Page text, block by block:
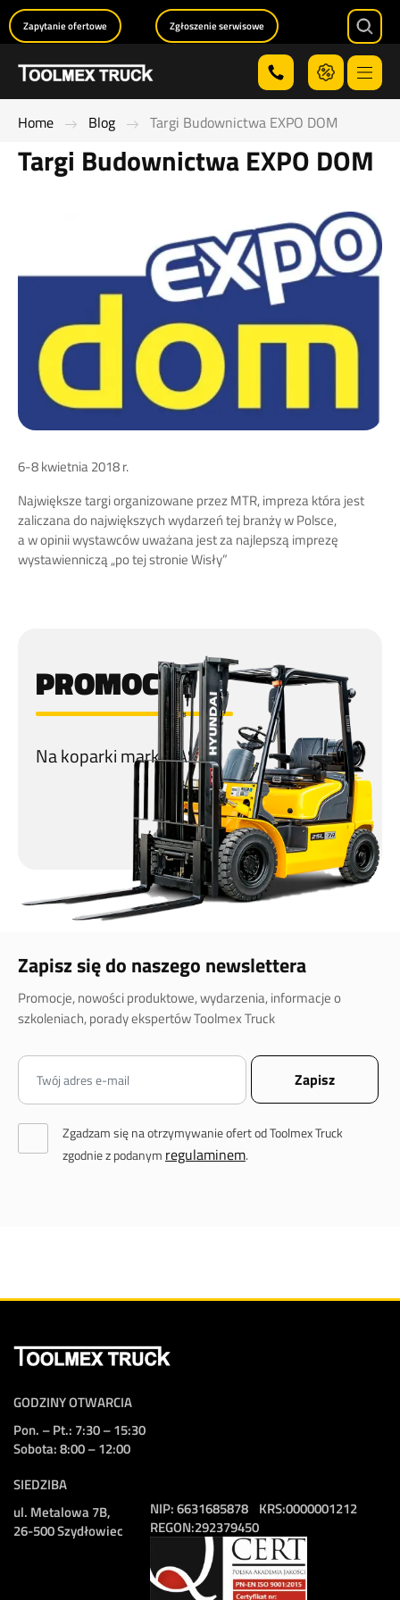
Menu
Zapytanie ofertowe Zgłoszenie serwisowe
Home Blog Targi Budownictwa EXPO DOM
Targi Budownictwa EXPO DOM
6-8 kwietnia 2018 r.
Największe targi organizowane przez MTR, impreza która jest
zaliczana do największych wydarzeń tej branży w Polsce,
a w opinii wystawców uważana jest za najlepszą imprezę
wystawienniczą „po tej stronie Wisły”
PROMOCJA
Na koparki marki CASE!
Zapisz się do naszego newslettera
Promocje, nowości produktowe, wydarzenia, informacje o
szkoleniach, porady ekspertów Toolmex Truck
Zgadzam się na otrzymywanie ofert od Toolmex Truck
zgodnie z podanym regulaminem.
GODZINY OTWARCIA
Pon. – Pt.: 7:30 – 15:30
Sobota: 8:00 – 12:00
SIEDZIBA
ul. Metalowa 7B,
26-500 Szydłowiec
NIP:6631685878
REGON:292379450
KRS:0000001212